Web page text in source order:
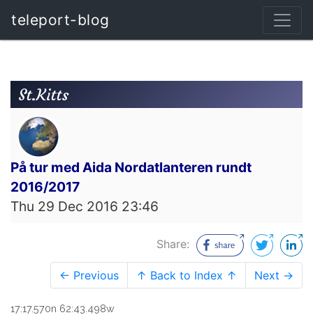
teleport-blog
St.Kitts
På tur med Aida Nordatlanteren rundt
2016/2017
Thu 29 Dec 2016 23:46
Share:
← Previous ↑ Back to Index ↑ Next →
17:17.570n 62:43.498w